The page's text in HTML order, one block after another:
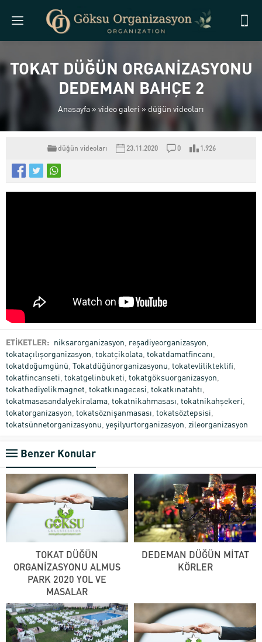
TOKAT DÜĞÜN ORGANİZASYONU
DEDEMAN BAHÇE 2
Anasayfa » video galeri » düğün videoları
düğün videoları 23.11.2020 0 1.926
ETİKETLER: niksarorganizasyon reşadiyeorganizasyon
tokataçılışorganizasyon tokatçikolata tokatdamatfincanı
tokatdoğumgünü Tokatdüğünorganizasyonu tokatevlilikteklifi
tokatfincanseti tokatgelinbuketi tokatgöksuorganizasyon
tokathediyelikmagnet tokatkınagecesi tokatkınatahtı
tokatmasasandalyekiralama tokatnikahmasası tokatnikahşekeri
tokatorganizasyon tokatsöznişanmasası tokatsöztepsisi
tokatsünnetorganizasyonu yeşilyurtorganizasyon zileorganizasyon
Benzer Konular
TOKAT DÜĞÜN
ORGANİZASYONU ALMUS
PARK 2020 YOL VE
MASALAR
DEDEMAN DÜĞÜN MİTAT
KÖRLER